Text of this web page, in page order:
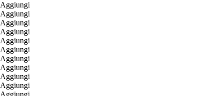
Aggiungi
Aggiungi
Aggiungi
Aggiungi
Aggiungi
Aggiungi
Aggiungi
Aggiungi
Aggiungi
Aggiungi